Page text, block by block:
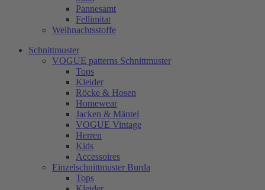
Pannesamt
Fellimitat
Weihnachtsstoffe
Schnittmuster
VOGUE patterns Schnittmuster
Tops
Kleider
Röcke & Hosen
Homewear
Jacken & Mäntel
VOGUE Vintage
Herren
Kids
Accessoires
Einzelschnittmuster Burda
Tops